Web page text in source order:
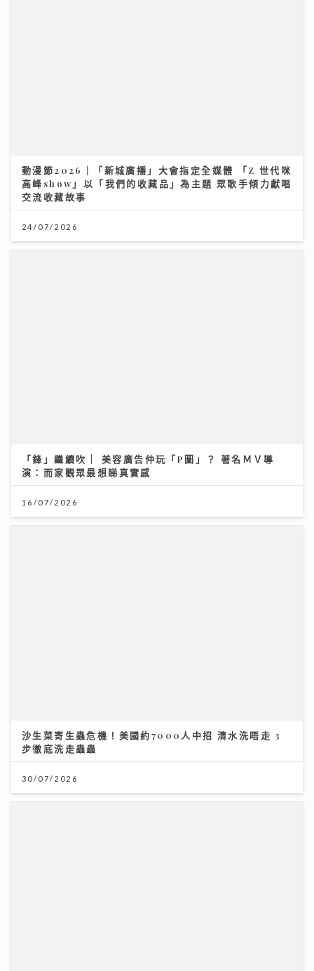
動漫節2026｜「新城廣播」大會指定全媒體 「Z 世代咪
高峰show」以「我們的收藏品」為主題 眾歌手傾力獻唱
交流收藏故事
24/07/2026
16/07/2026
沙生菜寄生蟲危機！美國約7000人中招 清水洗唔走 3
步徹底洗走蟲蟲
30/07/2026